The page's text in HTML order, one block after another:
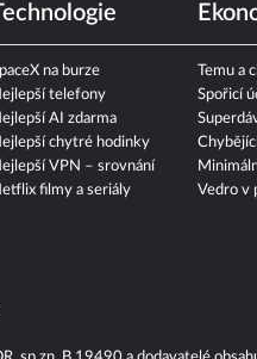
na burze
telefony
AI zdarma
chytré hodinky
VPN – srovnání
filmy a seriály
Temu a
Spořicí
Vedro v